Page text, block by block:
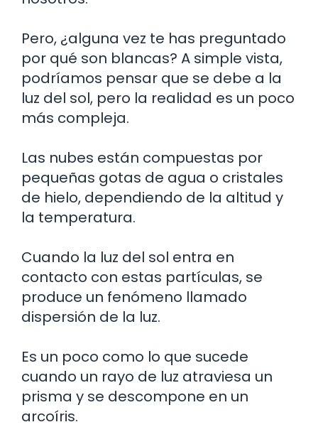
Pero, ¿alguna vez te has preguntado
por qué son blancas? A simple vista,
podríamos pensar que se debe a la
luz del sol, pero la realidad es un poco
más compleja.
Las nubes están compuestas por
pequeñas gotas de agua o cristales
de hielo, dependiendo de la altitud y
la temperatura.
Cuando la luz del sol entra en
contacto con estas partículas, se
produce un fenómeno llamado
dispersión de la luz.
Es un poco como lo que sucede
cuando un rayo de luz atraviesa un
prisma y se descompone en un
arcoíris.